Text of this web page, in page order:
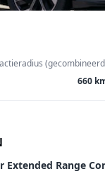
660
Range